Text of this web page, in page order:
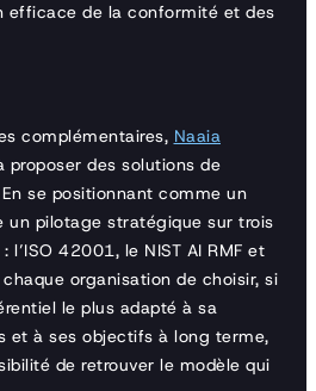
efficace de la conformité et des
complémentaires, Naaia
proposer des solutions de
se positionnant comme un
un pilotage stratégique sur trois
l’ISO 42001, le NIST AI RMF et
organisation de choisir, si
le plus adapté à sa
et à ses objectifs à long terme,
de retrouver le modèle qui